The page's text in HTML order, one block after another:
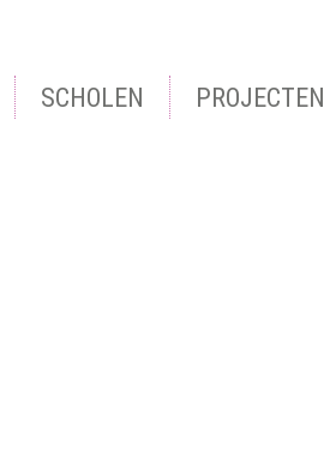
SCHOLEN PROJECTEN